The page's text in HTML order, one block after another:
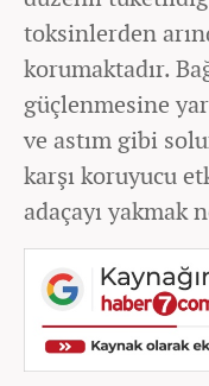
toksinlerden
korumaktadır.
güçlenmesine
ve astım gibi
karşı koruyucu
adaçayı yakmak